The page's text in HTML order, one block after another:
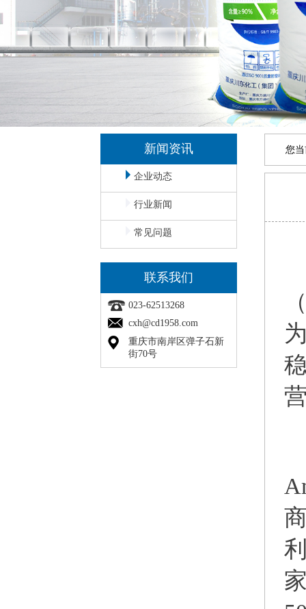
新闻资讯
企业动态
行业新闻
常见问题
联系我们
023-62513268
cxh@cd1958.com
重庆市南岸区弹子石新
街70号
您